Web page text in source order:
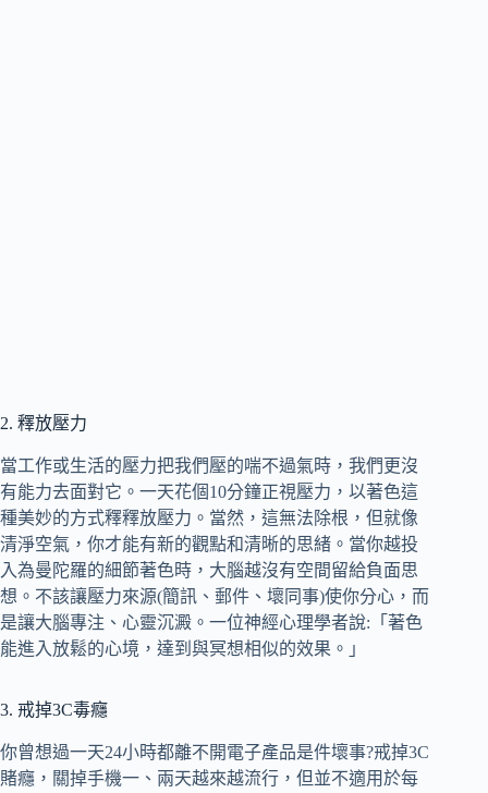
2. 釋放壓力
當工作或生活的壓力把我們壓的喘不過氣時，我們更沒
有能力去面對它。一天花個10分鐘正視壓力，以著色這
種美妙的方式釋釋放壓力。當然，這無法除根，但就像
清淨空氣，你才能有新的觀點和清晰的思緒。當你越投
入為曼陀羅的細節著色時，大腦越沒有空間留給負面思
想。不該讓壓力來源(簡訊、郵件、壞同事)使你分心，而
是讓大腦專注、心靈沉澱。一位神經心理學者說:「著色
能進入放鬆的心境，達到與冥想相似的效果。」
3. 戒掉3C毒癮
你曾想過一天24小時都離不開電子產品是件壞事?戒掉3C
賭癮，關掉手機一、兩天越來越流行，但並不適用於每